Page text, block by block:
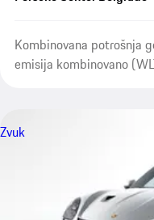
Kombinovana potrošnja
emisija kombinovano
Zvuk